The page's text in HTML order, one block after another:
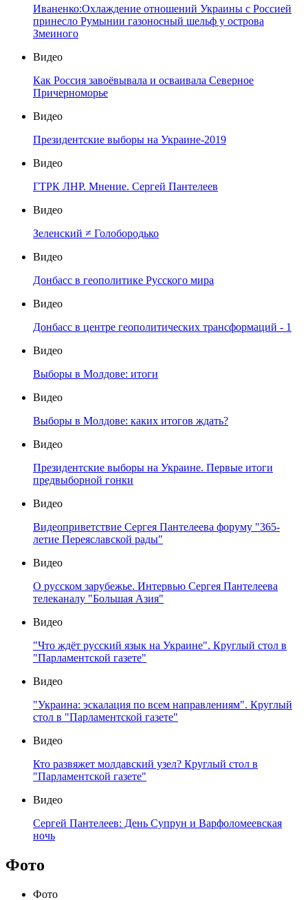
Иваненко:Охлаждение отношений Украины с Россией
принесло Румынии газоносный шельф у острова
Змеиного
Видео
Как Россия завоёвывала и осваивала Северное
Причерноморье
Видео
Президентские выборы на Украине-2019
Видео
ГТРК ЛНР. Мнение. Сергей Пантелеев
Видео
Зеленский ≠ Голобородько
Видео
Донбасс в геополитике Русского мира
Видео
Донбасс в центре геополитических трансформаций - 1
Видео
Выборы в Молдове: итоги
Видео
Выборы в Молдове: каких итогов ждать?
Видео
Президентские выборы на Украине. Первые итоги
предвыборной гонки
Видео
Видеоприветствие Сергея Пантелеева форуму "365-
летие Переяславской рады"
Видео
О русском зарубежье. Интервью Сергея Пантелеева
телеканалу "Большая Азия"
Видео
"Что ждёт русский язык на Украине". Круглый стол в
"Парламентской газете"
Видео
"Украина: эскалация по всем направлениям". Круглый
стол в "Парламентской газете"
Видео
Кто развяжет молдавский узел? Круглый стол в
"Парламентской газете"
Видео
Сергей Пантелеев: День Супрун и Варфоломеевская
ночь
Фото
Фото